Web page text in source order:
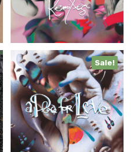
Sale!